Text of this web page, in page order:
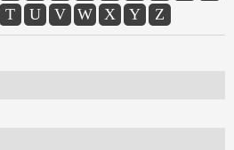
T U V W X Y Z